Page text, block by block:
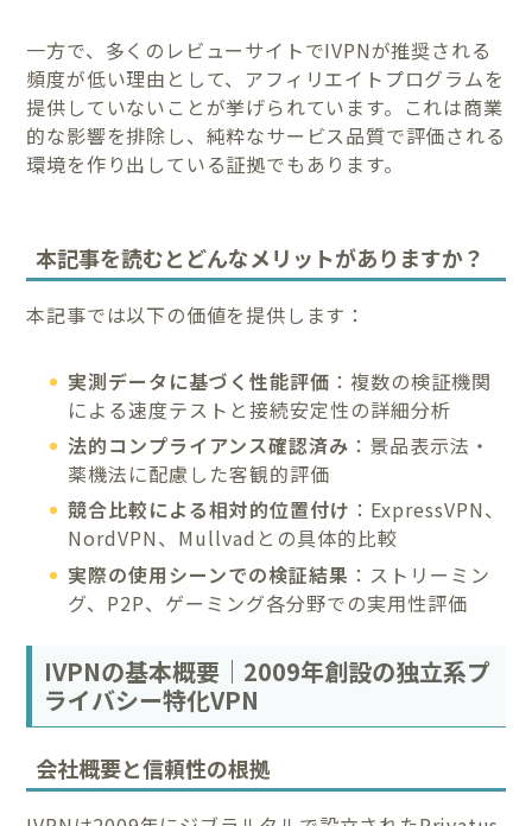
一方で、多くのレビューサイトでIVPNが推奨される
頻度が低い理由として、アフィリエイトプログラムを
提供していないことが挙げられています。これは商業
的な影響を排除し、純粋なサービス品質で評価される
環境を作り出している証拠でもあります。
本記事を読むとどんなメリットがありますか？
本記事では以下の価値を提供します：
実測データに基づく性能評価 ：複数の検証機関
による速度テストと接続安定性の詳細分析
法的コンプライアンス確認済み ：景品表示法・
薬機法に配慮した客観的評価
競合比較による相対的位置付け ：ExpressVPN、
NordVPN、Mullvadとの具体的比較
実際の使用シーンでの検証結果 ：ストリーミン
グ、P2P、ゲーミング各分野での実用性評価
IVPNの基本概要｜2009年創設の独立系プ
ライバシー特化VPN
会社概要と信頼性の根拠